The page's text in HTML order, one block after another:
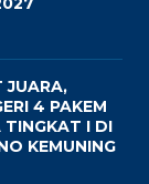
JUARA,
4 PAKEM
TINGKAT I DI
KEMUNING